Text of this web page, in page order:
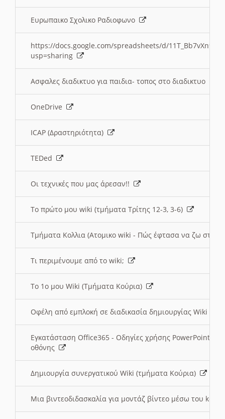
Ευρωπαικο Σχολικο Ραδιοφωνο
https://docs.google.com/spreadsheets/d/
usp=sharing
Ασφαλες διαδικτυο για παιδια- τοπος στο διαδικτυο
OneDrive
ICAP (Δραστηριότητα)
TEDed
Οι τεχνικές που μας άρεσαν!!
Το πρώτο μου wiki (τμήματα Τρίτης 12-3, 3-6)
Τμήματα Κολλια (Ατομικο wiki - Πώς έφτασα να ζω στην
Τι περιμένουμε από το wiki;
Το 1ο μου Wiki (Τμήματα Κούρια)
Οφέλη από εμπλοκή σε διαδικασία δημιουργίας Wiki
Εγκατάσταση Office365 - Οδηγίες χρήσης PowerPoint
οθόνης
Δημιουργία συνεργατικού Wiki (τμήματα Κούρια)
Μια βιντεοδιδασκαλία για μοντάζ βίντεο μέσω του